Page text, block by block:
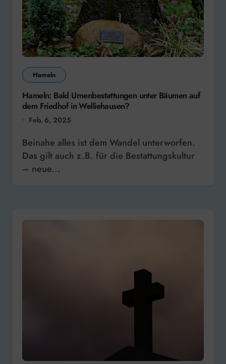
Hameln
Hameln: Bald Urnenbestattungen unter Bäumen auf
dem Friedhof in Welliehausen?
Feb. 6, 2025
Beinahe alles ist dem Wandel unterworfen.
Das gilt auch z.B. für die Bestattungskultur
– neue...